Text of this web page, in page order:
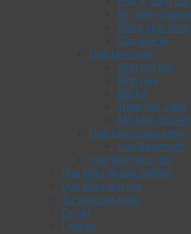
Kỷ niệm
Bảng vinh danh
Cúp pha lê
Quà tặng sếp
Bình hút lộc
Bình hoa
Bút ký
Tranh mạ vàng
Mô hình
Quà tặng công nghệ
Loa Bluetooth
Quà tặng họp lớp
Quà tặng doanh nghiệp
Quà tặng đại hội
Tư vấn quà tặng
Dự án
Liên hệ